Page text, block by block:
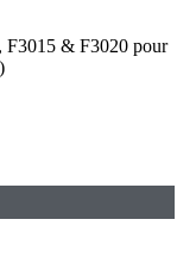
F3015 & F3020 pour